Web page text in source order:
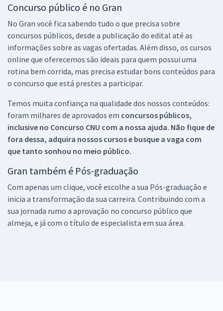
Concurso público é no Gran
No Gran você fica sabendo tudo o que precisa sobre
concursos públicos, desde a publicação do edital até as
informações sobre as vagas ofertadas. Além disso, os cursos
online que oferecemos são ideais para quem possui uma
rotina bem corrida, mas precisa estudar bons conteúdos para
o concurso que está prestes a participar.
Temos muita confiança na qualidade dos nossos conteúdos:
foram milhares de aprovados em concursos públicos,
inclusive no Concurso CNU com a nossa ajuda. Não fique de
fora dessa, adquira nossos cursos e busque a vaga com
que tanto sonhou no meio público.
Gran também é Pós-graduação
Com apenas um clique, você escolhe a sua Pós-graduação e
inicia a transformação da sua carreira. Contribuindo com a
sua jornada rumo a aprovação no concurso público que
almeja, e já com o título de especialista em sua área.